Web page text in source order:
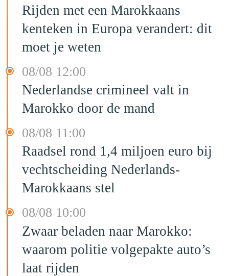
Rijden met een Marokkaans
kenteken in Europa verandert: dit
moet je weten
08/08 12:00
Nederlandse crimineel valt in
Marokko door de mand
08/08 11:00
Raadsel rond 1,4 miljoen euro bij
vechtscheiding Nederlands-
Marokkaans stel
08/08 10:00
Zwaar beladen naar Marokko:
waarom politie volgepakte auto’s
laat rijden